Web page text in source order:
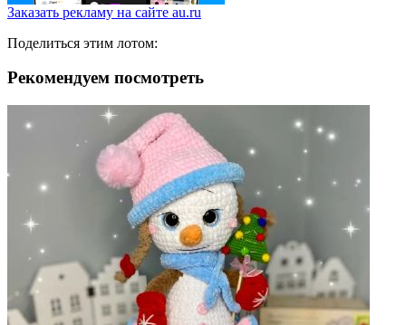
Заказать рекламу на сайте au.ru
Поделиться этим лотом:
Рекомендуем посмотреть